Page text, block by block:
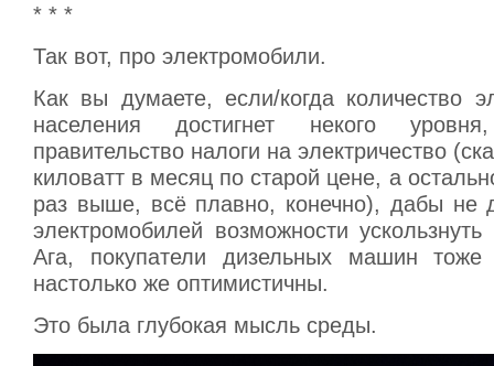
* * *
Так вот, про электромобили.
Как вы думаете, если/когда количество
населения достигнет некого
правительство налоги на электричество
киловатт в месяц по старой цене, а
раз выше, всё плавно, конечно), дабы не
электромобилей возможности ускользнуть
Ага, покупатели дизельных машин
настолько же оптимистичны.
Это была глубокая мысль среды.